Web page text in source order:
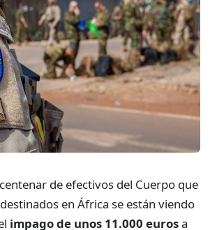
de efectivos del Cuerpo que
en África se están viendo
impago de unos 11.000 eurosa